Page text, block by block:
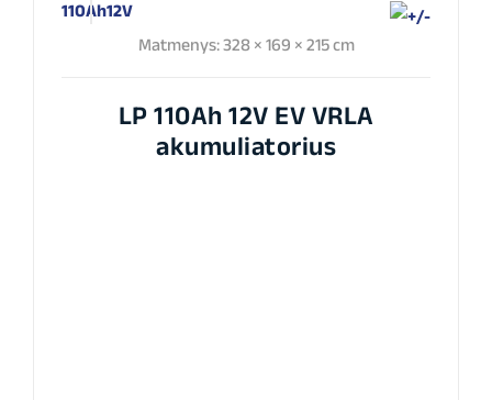
110Ah12V
Matmenys: 328 × 169 × 215 cm
LP 110Ah 12V EV VRLA
akumuliatorius